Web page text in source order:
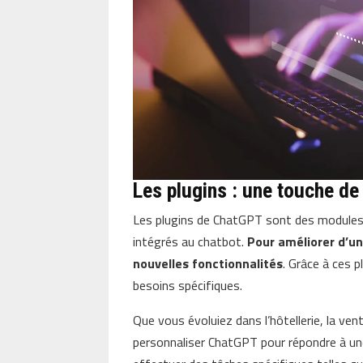
Les plugins : une touche
Les plugins de ChatGPT sont des
intégrés au chatbot. Pour améliorer
nouvelles fonctionnalités. Grâce à ces
besoins spécifiques.
Que vous évoluiez dans l’hôtellerie, la
personnaliser ChatGPT pour répondre à